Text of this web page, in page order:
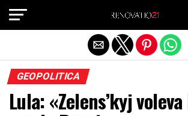
GEOPOLITICA
Lula: «Zelens’kyj
Exit mobile version